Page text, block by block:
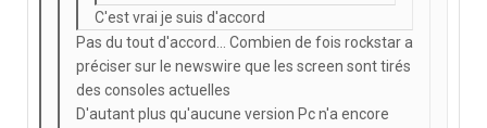
C'est vrai je suis d'accord
Pas du tout d'accord... Combien de fois rockstar a
préciser sur le newswire que les screen sont tirés
des consoles actuelles
D'autant plus qu'aucune version Pc n'a encore